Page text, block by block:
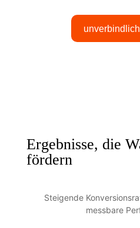
Ergebnisse, die
fördern
Steigende
messbare